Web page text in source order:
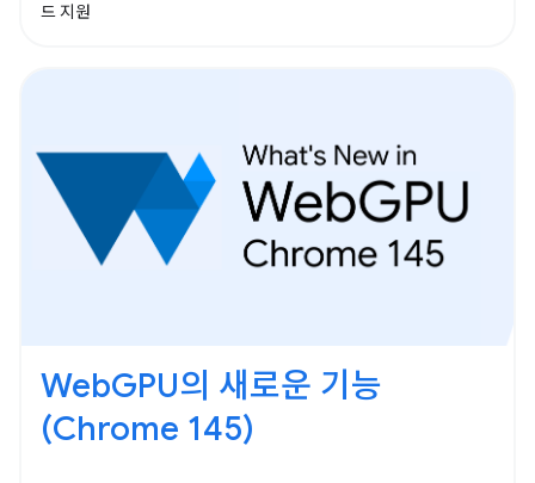
드 지원
WebGPU의 새로운 기능
(Chrome 145)